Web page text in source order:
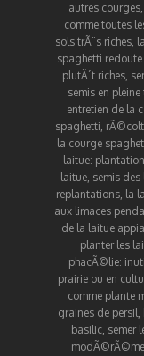
autres
comme toutes
sols trÃ¨s riches,
spaghetti
plutÃ´t riches,
semis en
entretien de la
spaghetti,
la courge
laitue:
laitue, semis des
replantations, la
aux limaces
de la laitue
planter les
phacÃ©lie:
prairie ou en
comme plante
graines de persil,
basilic, semer